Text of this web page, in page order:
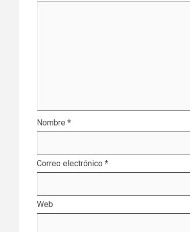
Nombre *
Correo electrónico *
Web